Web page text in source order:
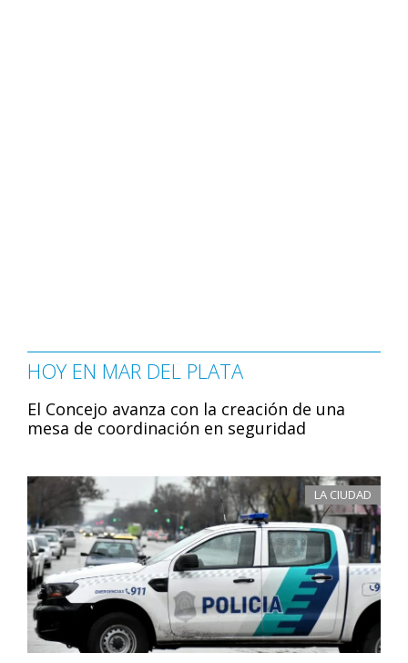
HOY EN MAR DEL PLATA
El Concejo avanza con la creación de una
mesa de coordinación en seguridad
LA CIUDAD